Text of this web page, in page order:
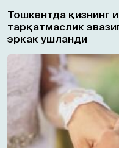
Тошкентда қизнинг
тарқатмаслик
эркак ушланди